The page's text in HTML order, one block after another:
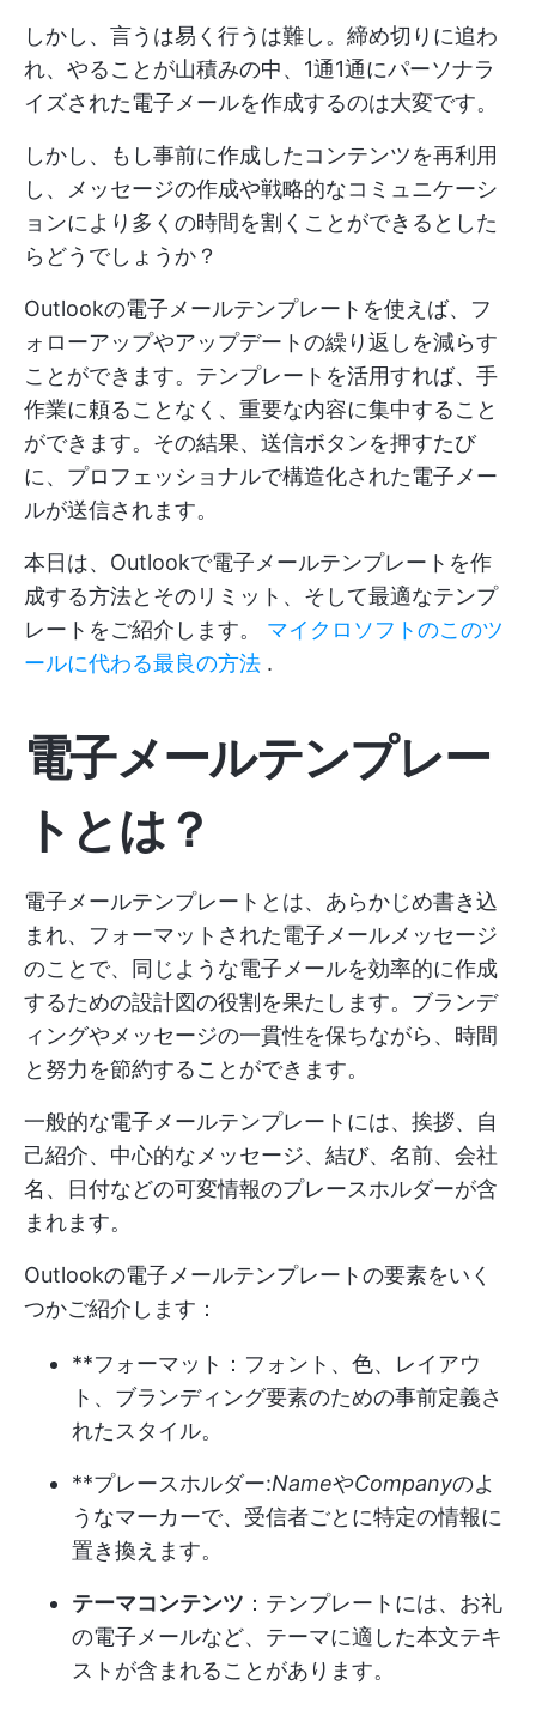
しかし、言うは易く行うは難し。締め切りに追わ
れ、やることが山積みの中、1通1通にパーソナラ
イズされた電子メールを作成するのは大変です。
しかし、もし事前に作成したコンテンツを再利用
し、メッセージの作成や戦略的なコミュニケーシ
ョンにより多くの時間を割くことができるとした
らどうでしょうか？
Outlookの電子メールテンプレートを使えば、フ
ォローアップやアップデートの繰り返しを減らす
ことができます。テンプレートを活用すれば、手
作業に頼ることなく、重要な内容に集中すること
ができます。その結果、送信ボタンを押すたび
に、プロフェッショナルで構造化された電子メー
ルが送信されます。
本日は、Outlookで電子メールテンプレートを作
成する方法とそのリミット、そして最適なテンプ
レートをご紹介します。 マイクロソフトのこのツ
ールに代わる最良の方法 .
電子メールテンプレー
トとは？
電子メールテンプレートとは、あらかじめ書き込
まれ、フォーマットされた電子メールメッセージ
のことで、同じような電子メールを効率的に作成
するための設計図の役割を果たします。ブランデ
ィングやメッセージの一貫性を保ちながら、時間
と努力を節約することができます。
一般的な電子メールテンプレートには、挨拶、自
己紹介、中心的なメッセージ、結び、名前、会社
名、日付などの可変情報のプレースホルダーが含
まれます。
Outlookの電子メールテンプレートの要素をいく
つかご紹介します：
**フォーマット：フォント、色、レイアウ
ト、ブランディング要素のための事前定義さ
れたスタイル。
**プレースホルダー:NameやCompanyのよ
うなマーカーで、受信者ごとに特定の情報に
置き換えます。
テーマコンテンツ ：テンプレートには、お礼
の電子メールなど、テーマに適した本文テキ
ストが含まれることがあります。